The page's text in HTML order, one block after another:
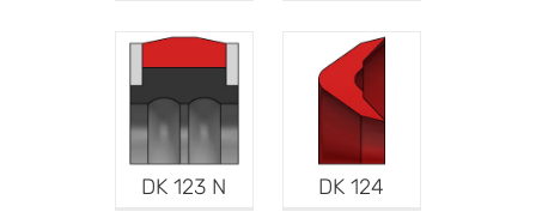
DK 123 N DK 124